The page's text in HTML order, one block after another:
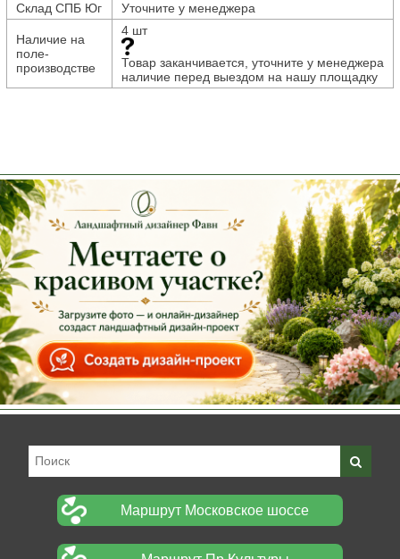
Склад СПБ Юг Уточните у менеджера
Наличие на
поле-
производстве
4 шт
Товар заканчивается, уточните у менеджера
наличие перед выездом на нашу площадку
Маршрут Московское шоссе